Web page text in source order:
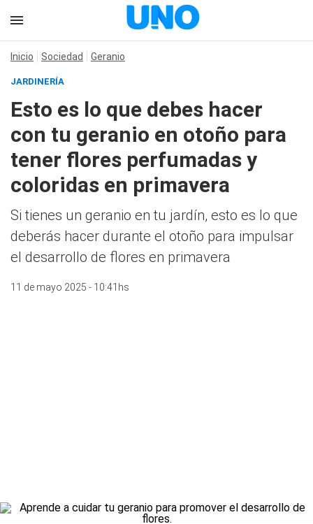
Inicio Sociedad Geranio
JARDINERÍA
Esto es lo que debes hacer
con tu geranio en otoño para
tener flores perfumadas y
coloridas en primavera
Si tienes un geranio en tu jardín, esto es lo que
deberás hacer durante el otoño para impulsar
el desarrollo de flores en primavera
11 de mayo 2025 - 10:41hs